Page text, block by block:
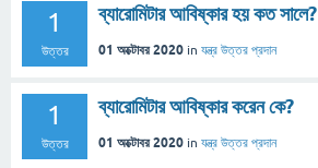
1
উত্তর
ব্যারোমিটার আবিষ্কার হয় কত সালে?
01 অক্টোবর 2020 in যন্ত্র উত্তর প্রদান
1
উত্তর
ব্যারোমিটার আবিষ্কার করেন কে?
01 অক্টোবর 2020 in যন্ত্র উত্তর প্রদান